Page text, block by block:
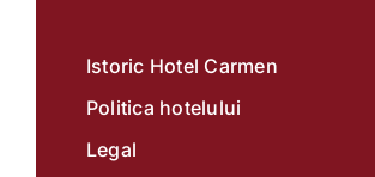
Istoric Hotel Carmen
Politica hotelului
Legal